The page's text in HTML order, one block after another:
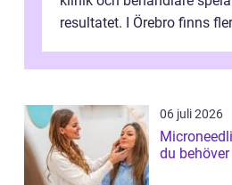
resultatet. I Örebro finns
06 juli 2026
du